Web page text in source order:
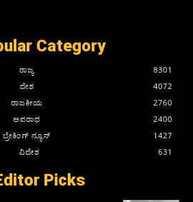
Category
ರಾಜ್ಯ
8301
ದೇಶ
4072
ರಾಜಕೀಯ
2760
ಅಪರಾಧ
2400
ಬ್ರೇಕಿಂಗ್ ನ್ಯೂಸ್
1427
ವಿದೇಶ
631
Picks